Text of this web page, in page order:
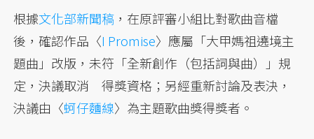
根據文化部新聞稿 ，在原評審小組比對歌曲音檔
後，確認作品〈I Promise〉應屬「大甲媽祖遶境主
題曲」改版，未符「全新創作（包括詞與曲）」規
定，決議取消 得獎資格；另經重新討論及表決，
決議由〈蚵仔麵線〉為主題歌曲獎得獎者。